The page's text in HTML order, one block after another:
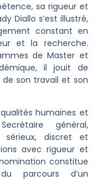
sa rigueur et
Diallo s’est illustré,
constant en
et la recherche.
de Master et
il jouit de
de son travail et son
humaines et
général,
discret et
avec rigueur et
constitue
parcours d’un